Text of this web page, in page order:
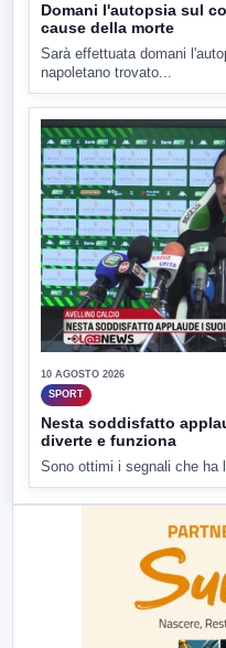
Domani l'autopsia sul
cause della morte
Sarà effettuata domani
napoletano trovato...
10 AGOSTO 2026
SPORT
Nesta soddisfatto
diverte e funziona
Sono ottimi i segnali che ha